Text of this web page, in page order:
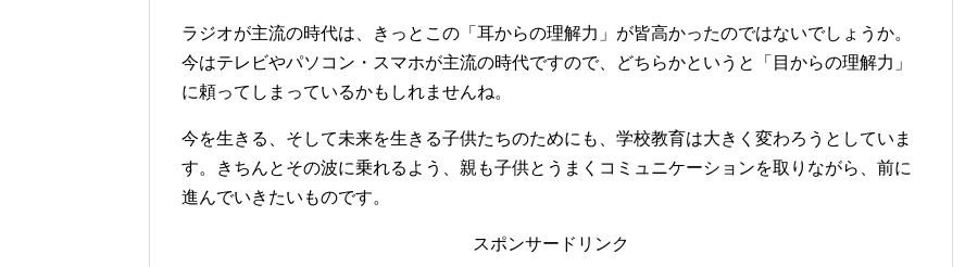
ラジオが主流の時代は、きっとこの「耳からの理解力」が皆高かったのではないでしょうか。
今はテレビやパソコン・スマホが主流の時代ですので、どちらかというと「目からの理解力」
に頼ってしまっているかもしれませんね。
今を生きる、そして未来を生きる子供たちのためにも、学校教育は大きく変わろうとしていま
す。きちんとその波に乗れるよう、親も子供とうまくコミュニケーションを取りながら、前に
進んでいきたいものです。
スポンサードリンク